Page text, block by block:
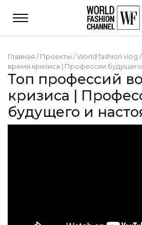
Главная /Проекты /World fashion vlog /
время кризиса | Профессии
Топ профессий
кризиса |
будущего и